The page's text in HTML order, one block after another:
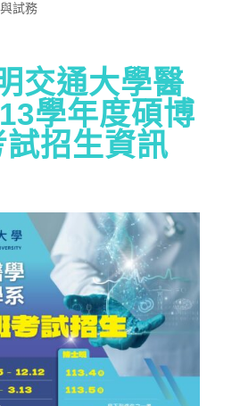
試務
交通大學醫
學年度碩博
試招生資訊